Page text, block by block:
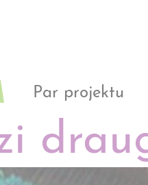
Par projektu